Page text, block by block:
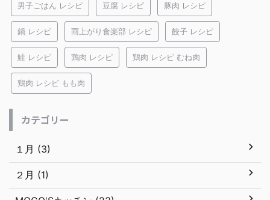
男子ごはん レシピ 豆腐 レシピ 豚肉 レシピ
鍋 レシピ 雨上がり食楽部 レシピ 餃子 レシピ
鮭 レシピ 鶏肉 レシピ 鶏肉 レシピ むね肉
鶏肉 レシピ もも肉
カテゴリー
１月 (3)
２月 (1)